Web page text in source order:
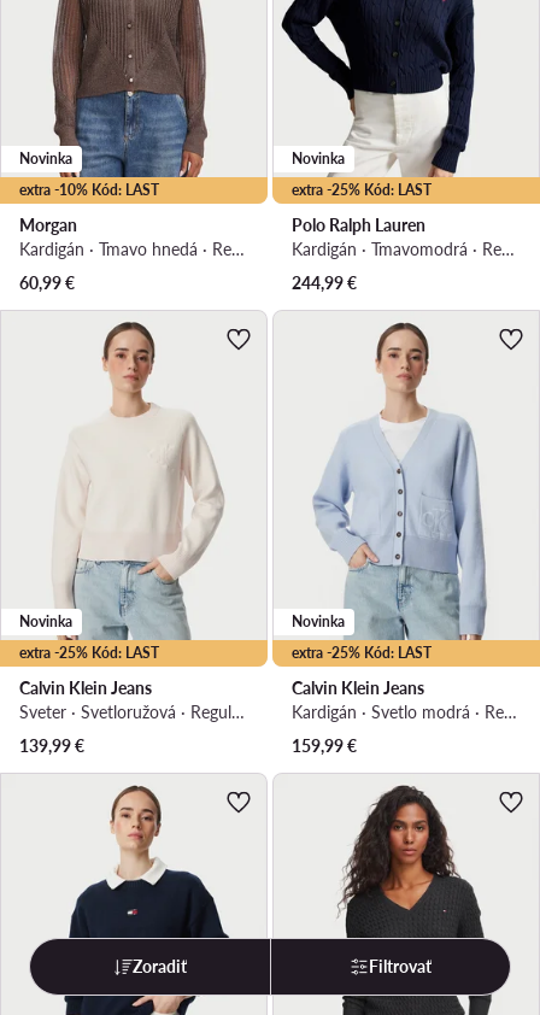
extra -10% Kód: LAST
Novinka
Morgan
Kardigán · Tmavo hnedá · Regular fit
60,99€
extra -25% Kód: LAST
Novinka
Polo Ralph Lauren
Kardigán · Tmavomodrá · Regular fit
244,99€
extra -25% Kód: LAST
Novinka
Calvin Klein Jeans
Sveter · Svetloružová · Regular fit
139,99€
extra -25% Kód: LAST
Novinka
Calvin Klein Jeans
Kardigán · Svetlo modrá · Regular fit
159,99€
Zoradiť Filtrovať